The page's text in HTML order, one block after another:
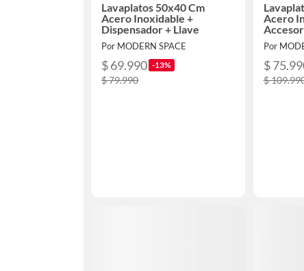
Lavaplatos 50x40 Cm
Acero Inoxidable +
Dispensador + Llave
Por MODERN SPACE
$ 69.990 -13%
$ 79.990
Acero
Por
$
$